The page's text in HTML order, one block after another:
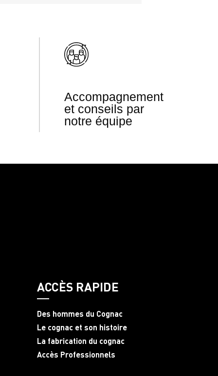
Accompagnement
et conseils par
notre équipe
ACCÈS RAPIDE
Des hommes du Cognac
Le cognac et son histoire
La fabrication du cognac
Accès Professionnels